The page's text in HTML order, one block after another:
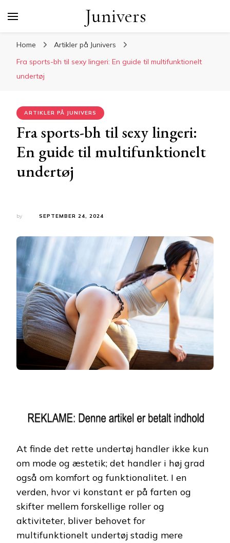
Junivers
Home
Artikler på Junivers
Fra sports-bh til sexy lingeri: En guide til multifunktionelt
undertøj
ARTIKLER PÅ JUNIVERS
Fra sports-bh til sexy lingeri:
En guide til multifunktionelt
undertøj
by SEPTEMBER 24, 2024
At finde det rette undertøj handler ikke kun
om mode og æstetik; det handler i høj grad
også om komfort og funktionalitet. I en
verden, hvor vi konstant er på farten og
skifter mellem forskellige roller og
aktiviteter, bliver behovet for
multifunktionelt undertøj stadig mere